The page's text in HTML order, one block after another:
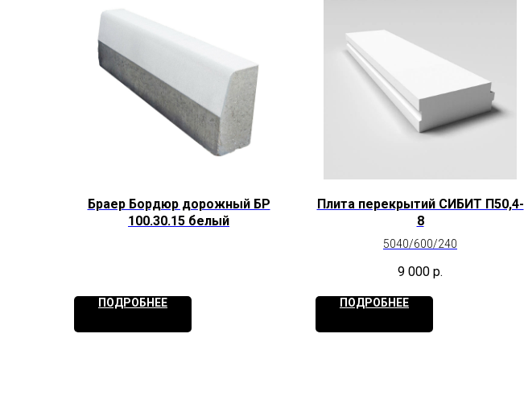
Браер Бордюр дорожный БР
100.30.15 белый
ПОДРОБНЕЕ
Плита перекрытий СИБИТ П50,4-
8
5040/600/240
9 000 р.
ПОДРОБНЕЕ